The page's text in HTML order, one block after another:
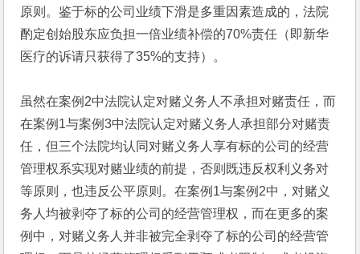
原则。鉴于标的公司业绩下滑是多重因素造成的，法院
酌定创始股东应负担一倍业绩补偿的70%责任（即新华
医疗的诉请只获得了35%的支持）。
虽然在案例2中法院认定对赌义务人不承担对赌责任，而
在案例1与案例3中法院认定对赌义务人承担部分对赌责
任，但三个法院均认同对赌义务人享有标的公司的经营
管理权系实现对赌业绩的前提，否则既违反权利义务对
等原则，也违反公平原则。在案例1与案例2中，对赌义
务人均被剥夺了标的公司的经营管理权，而在更多的案
例中，对赌义务人并非被完全剥夺了标的公司的经营管